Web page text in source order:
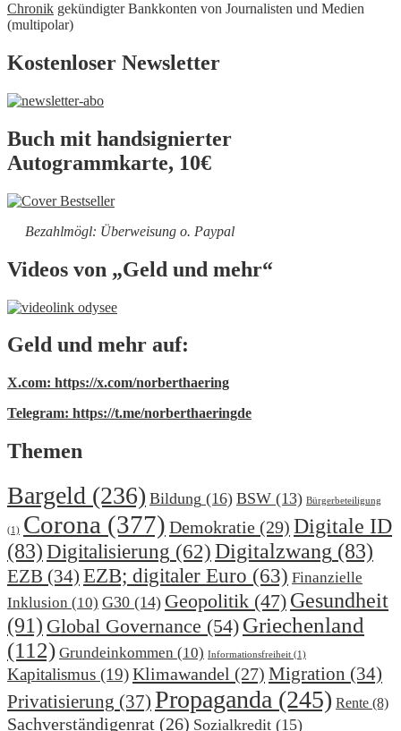
Chronik gekündigter Bankkonten von Journalisten und Medien
(multipolar)
Kostenloser Newsletter
Buch mit handsignierter
Autogrammkarte, 10€
Bezahlmögl: Überweisung o. Paypal
Videos von „Geld und mehr“
Geld und mehr auf:
X.com: https://x.com/norberthaering
Telegram: https://t.me/norberthaeringde
Themen
Bargeld (236) Bildung (16) BSW (13) Bürgerbeteiligung
(1) Corona (377) Demokratie (29) Digitale ID
(83) Digitalisierung (62) Digitalzwang (83)
EZB (34) EZB; digitaler Euro (63) Finanzielle
Inklusion (10) G30 (14) Geopolitik (47) Gesundheit
(91) Global Governance (54) Griechenland
(112) Grundeinkommen (10) Informationsfreiheit (1)
Kapitalismus (19)Klimawandel (27) Migration (34)
Privatisierung (37) Propaganda (245) Rente (8)
Sachverständigenrat (26) Sozialkredit (15)